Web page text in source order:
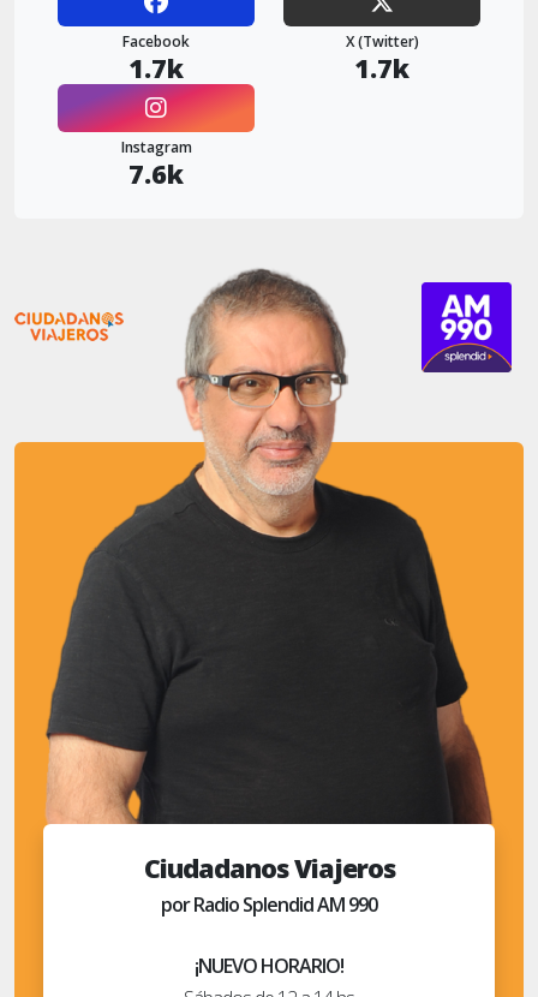
Facebook
1.7k
X (Twitter)
1.7k
Instagram
7.6k
Ciudadanos Viajeros
por Radio Splendid AM 990
¡NUEVO HORARIO!